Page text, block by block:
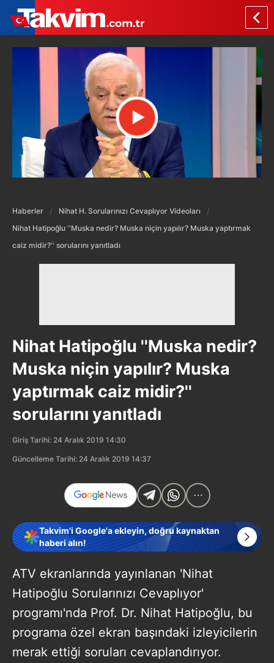
Haberler
Nihat H. Sorularınızı Cevaplıyor Videoları
Nihat Hatipoğlu ''Muska nedir? Muska niçin yapılır? Muska yaptırmak
caiz midir?'' sorularını yanıtladı
Nihat Hatipoğlu ''Muska nedir?
Muska niçin yapılır? Muska
yaptırmak caiz midir?''
sorularını yanıtladı
Giriş Tarihi: 24 Aralık 2019 14:30
Güncelleme Tarihi: 24 Aralık 2019 14:37
Takvim'i Google'a ekleyin, doğru kaynaktan
haberi alın!
ATV ekranlarında yayınlanan 'Nihat
Hatipoğlu Sorularınızı Cevaplıyor'
programı'nda Prof. Dr. Nihat Hatipoğlu, bu
programa özel ekran başındaki izleyicilerin
merak ettiği soruları cevaplandırıyor.